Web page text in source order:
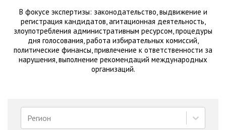
В фокусе экспертизы: законодательство, выдвижение и
регистрация кандидатов, агитационная деятельность,
злоупотребления административным ресурсом, процедуры
дня голосования, работа избирательных комиссий,
политические финансы, привлечение к ответственности за
нарушения, выполнение рекомендаций международных
организаций.
Регион